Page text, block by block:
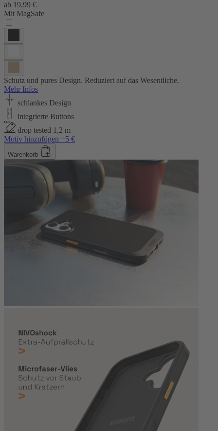
ab 19,99 €
Mit MagSafe
Schutz und pures Design. Reduziert auf das Wesentliche.
Mehr Infos
schlankes Design
integrierte Buttons
drop tested 1,2 m
Motiv hinzufügen +5 €
Warenkorb